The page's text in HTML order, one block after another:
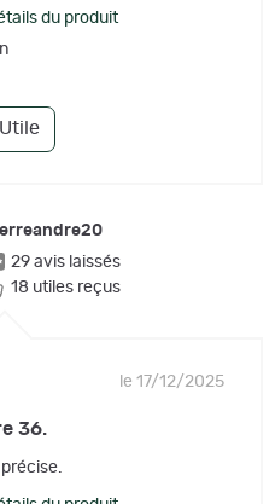
du produit
Utile
29 avis laissés
18 utiles reçus
le 17/12/2025
36.
précise.